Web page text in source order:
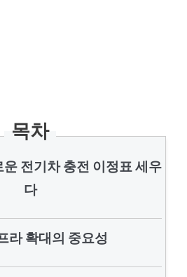
목차
전기차 충전 이정표 세우
다
라 확대의 중요성